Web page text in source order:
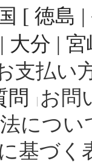
[ 徳島
大分 |
支払い
問
お問
につい
基づく